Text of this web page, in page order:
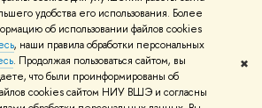
удобства его использования. Более
об использовании файлов cookies
, наши правила обработки персональных
. Продолжая пользоваться сайтом, вы
что были проинформированы об
cookies сайтом НИУ ВШЭ и согласны
✖
Адреса и контакты Условия использования